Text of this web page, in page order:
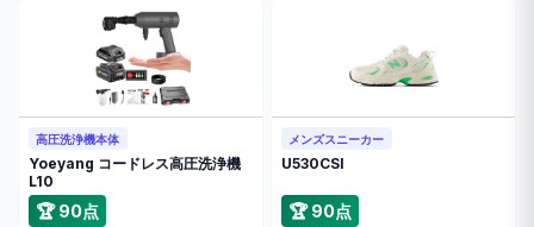
高圧洗浄機本体
Yoeyang コードレス高圧洗浄機
L10
🏆 90点
メンズスニーカー
U530CSI
🏆 90点